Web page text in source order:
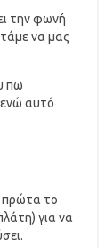
την φωνή
να μας
πω
ενώ αυτό
πρώτα το
για να